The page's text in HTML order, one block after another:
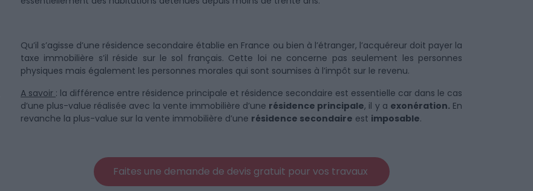
Qu’il s’agisse d’une résidence secondaire établie en France ou bien à l’étranger, l’acquéreur doit payer la
taxe immobilière s’il réside sur le sol français. Cette loi ne concerne pas seulement les personnes
physiques mais également les personnes morales qui sont soumises à l’impôt sur le revenu.
A savoir : la différence entre résidence principale et résidence secondaire est essentielle car dans le cas
d’une plus-value réalisée avec la vente immobilière d’une résidence principale, il y a exonération. En
revanche la plus-value sur la vente immobilière d’une résidence secondaire est imposable.
Faites une demande de devis gratuit pour vos travaux